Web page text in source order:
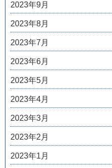
2023年9月
2023年8月
2023年7月
2023年6月
2023年5月
2023年4月
2023年3月
2023年2月
2023年1月